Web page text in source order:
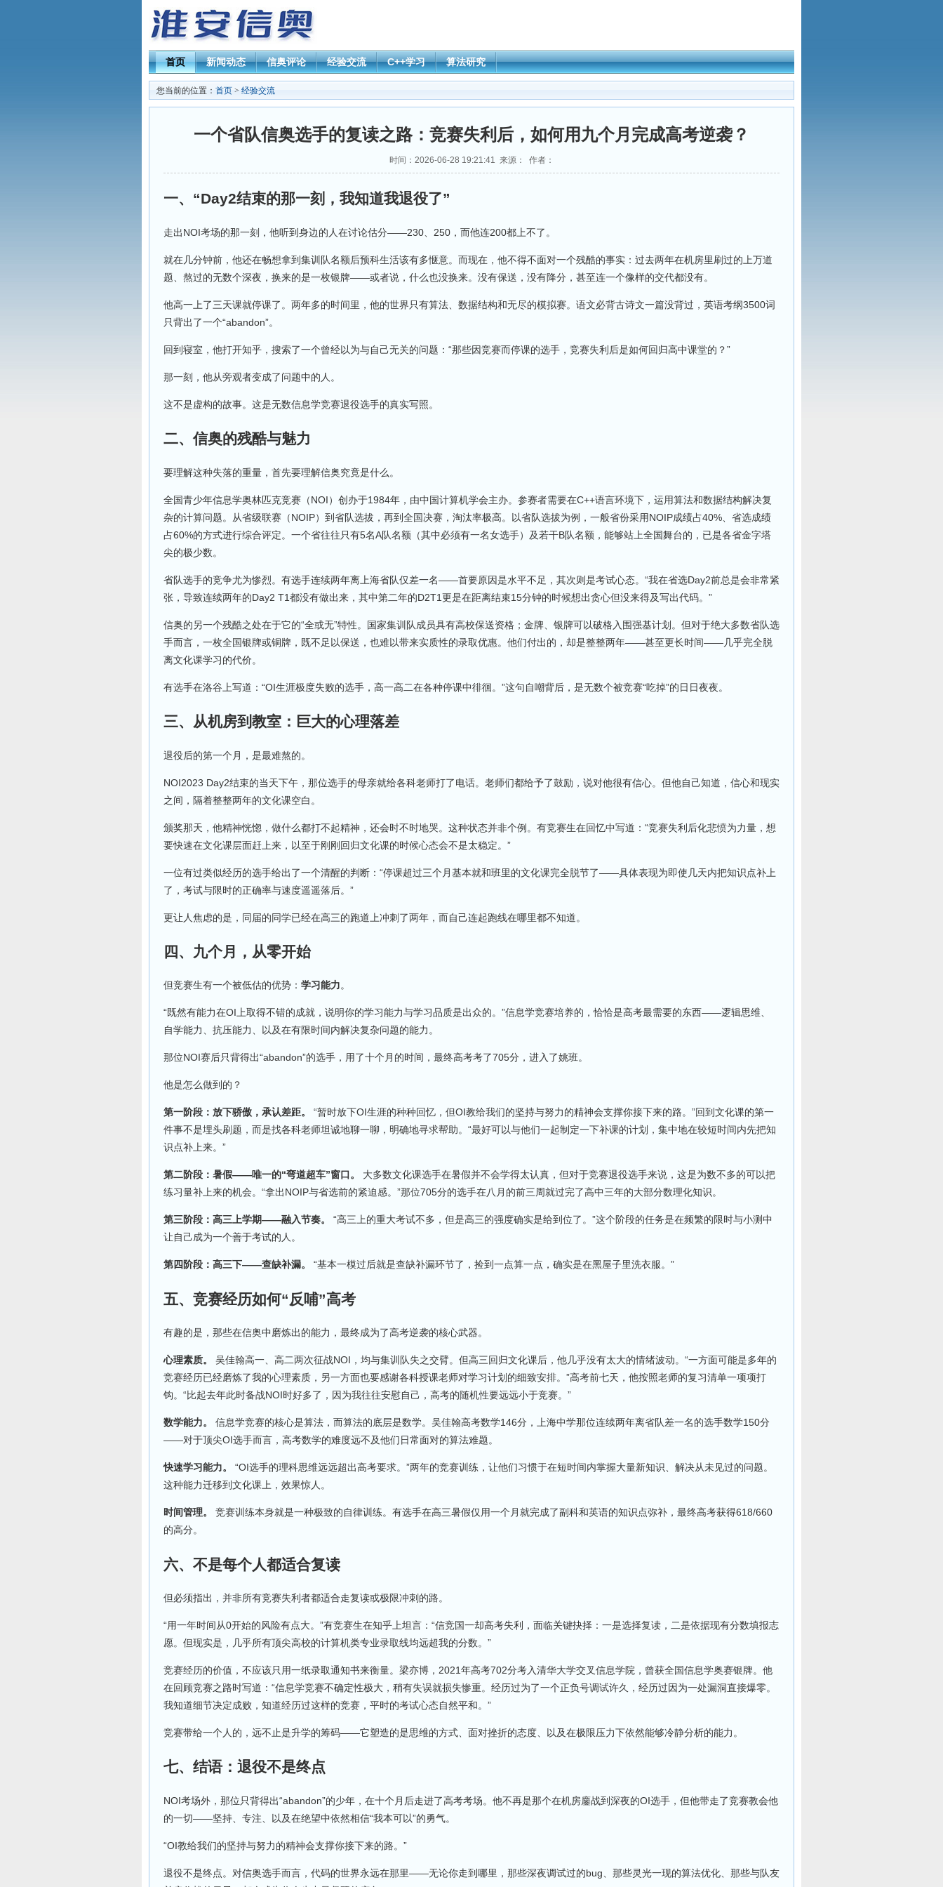
首页 新闻动态 信奥评论 经验交流 C++学习 算法研究
您当前的位置： 首页 > 经验交流
一个省队信奥选手的复读之路：竞赛失利后，如何用九个月完成高考逆袭？
时间：2026-06-28 19:21:41 来源： 作者：
一、“Day2结束的那一刻，我知道我退役了”
走出NOI考场的那一刻，他听到身边的人在讨论估分——230、250，而他连200都上不了。
就在几分钟前，他还在畅想拿到集训队名额后预科生活该有多惬意。而现在，他不得不面对一个残酷的事实：过去两年在机房里刷过的上万道
题、熬过的无数个深夜，换来的是一枚银牌——或者说，什么也没换来。没有保送，没有降分，甚至连一个像样的交代都没有。
他高一上了三天课就停课了。两年多的时间里，他的世界只有算法、数据结构和无尽的模拟赛。语文必背古诗文一篇没背过，英语考纲3500词
只背出了一个“abandon”。
回到寝室，他打开知乎，搜索了一个曾经以为与自己无关的问题：“那些因竞赛而停课的选手，竞赛失利后是如何回归高中课堂的？”
那一刻，他从旁观者变成了问题中的人。
这不是虚构的故事。这是无数信息学竞赛退役选手的真实写照。
二、信奥的残酷与魅力
要理解这种失落的重量，首先要理解信奥究竟是什么。
全国青少年信息学奥林匹克竞赛（NOI）创办于1984年，由中国计算机学会主办。参赛者需要在C++语言环境下，运用算法和数据结构解决复
杂的计算问题。从省级联赛（NOIP）到省队选拔，再到全国决赛，淘汰率极高。以省队选拔为例，一般省份采用NOIP成绩占40%、省选成绩
占60%的方式进行综合评定。一个省往往只有5名A队名额（其中必须有一名女选手）及若干B队名额，能够站上全国舞台的，已是各省金字塔
尖的极少数。
省队选手的竞争尤为惨烈。有选手连续两年离上海省队仅差一名——首要原因是水平不足，其次则是考试心态。“我在省选Day2前总是会非常紧
张，导致连续两年的Day2 T1都没有做出来，其中第二年的D2T1更是在距离结束15分钟的时候想出贪心但没来得及写出代码。”
信奥的另一个残酷之处在于它的“全或无”特性。国家集训队成员具有高校保送资格；金牌、银牌可以破格入围强基计划。但对于绝大多数省队选
手而言，一枚全国银牌或铜牌，既不足以保送，也难以带来实质性的录取优惠。他们付出的，却是整整两年——甚至更长时间——几乎完全脱
离文化课学习的代价。
有选手在洛谷上写道：“OI生涯极度失败的选手，高一高二在各种停课中徘徊。”这句自嘲背后，是无数个被竞赛“吃掉”的日日夜夜。
三、从机房到教室：巨大的心理落差
退役后的第一个月，是最难熬的。
NOI2023 Day2结束的当天下午，那位选手的母亲就给各科老师打了电话。老师们都给予了鼓励，说对他很有信心。但他自己知道，信心和现实
之间，隔着整整两年的文化课空白。
颁奖那天，他精神恍惚，做什么都打不起精神，还会时不时地哭。这种状态并非个例。有竞赛生在回忆中写道：“竞赛失利后化悲愤为力量，想
要快速在文化课层面赶上来，以至于刚刚回归文化课的时候心态会不是太稳定。”
一位有过类似经历的选手给出了一个清醒的判断：“停课超过三个月基本就和班里的文化课完全脱节了——具体表现为即使几天内把知识点补上
了，考试与限时的正确率与速度遥遥落后。”
更让人焦虑的是，同届的同学已经在高三的跑道上冲刺了两年，而自己连起跑线在哪里都不知道。
四、九个月，从零开始
但竞赛生有一个被低估的优势： 学习能力。
“既然有能力在OI上取得不错的成就，说明你的学习能力与学习品质是出众的。”信息学竞赛培养的，恰恰是高考最需要的东西——逻辑思维、
自学能力、抗压能力、以及在有限时间内解决复杂问题的能力。
那位NOI赛后只背得出“abandon”的选手，用了十个月的时间，最终高考考了705分，进入了姚班。
他是怎么做到的？
第一阶段：放下骄傲，承认差距。
“暂时放下OI生涯的种种回忆，但OI教给我们的坚持与努力的精神会支撑你接下来的路。”回到文化课的第一
件事不是埋头刷题，而是找各科老师坦诚地聊一聊，明确地寻求帮助。“最好可以与他们一起制定一下补课的计划，集中地在较短时间内先把知
识点补上来。”
第二阶段：暑假——唯一的“弯道超车”窗口。
大多数文化课选手在暑假并不会学得太认真，但对于竞赛退役选手来说，这是为数不多的可以把
练习量补上来的机会。“拿出NOIP与省选前的紧迫感。”那位705分的选手在八月的前三周就过完了高中三年的大部分数理化知识。
第三阶段：高三上学期——融入节奏。
“高三上的重大考试不多，但是高三的强度确实是给到位了。”这个阶段的任务是在频繁的限时与小测中
让自己成为一个善于考试的人。
第四阶段：高三下——查缺补漏。 “基本一模过后就是查缺补漏环节了，捡到一点算一点，确实是在黑屋子里洗衣服。”
五、竞赛经历如何“反哺”高考
有趣的是，那些在信奥中磨炼出的能力，最终成为了高考逆袭的核心武器。
心理素质。
吴佳翰高一、高二两次征战NOI，均与集训队失之交臂。但高三回归文化课后，他几乎没有太大的情绪波动。“一方面可能是多年的
竞赛经历已经磨炼了我的心理素质，另一方面也要感谢各科授课老师对学习计划的细致安排。”高考前七天，他按照老师的复习清单一项项打
钩。“比起去年此时备战NOI时好多了，因为我往往安慰自己，高考的随机性要远远小于竞赛。”
数学能力。
信息学竞赛的核心是算法，而算法的底层是数学。吴佳翰高考数学146分，上海中学那位连续两年离省队差一名的选手数学150分
——对于顶尖OI选手而言，高考数学的难度远不及他们日常面对的算法难题。
快速学习能力。
“OI选手的理科思维远远超出高考要求。”两年的竞赛训练，让他们习惯于在短时间内掌握大量新知识、解决从未见过的问题。
这种能力迁移到文化课上，效果惊人。
时间管理。
竞赛训练本身就是一种极致的自律训练。有选手在高三暑假仅用一个月就完成了副科和英语的知识点弥补，最终高考获得618/660
的高分。
六、不是每个人都适合复读
但必须指出，并非所有竞赛失利者都适合走复读或极限冲刺的路。
“用一年时间从0开始的风险有点大。”有竞赛生在知乎上坦言：“信竞国一却高考失利，面临关键抉择：一是选择复读，二是依据现有分数填报志
愿。但现实是，几乎所有顶尖高校的计算机类专业录取线均远超我的分数。”
竞赛经历的价值，不应该只用一纸录取通知书来衡量。梁亦博，2021年高考702分考入清华大学交叉信息学院，曾获全国信息学奥赛银牌。他
在回顾竞赛之路时写道：“信息学竞赛不确定性极大，稍有失误就损失惨重。经历过为了一个正负号调试许久，经历过因为一处漏洞直接爆零。
我知道细节决定成败，知道经历过这样的竞赛，平时的考试心态自然平和。”
竞赛带给一个人的，远不止是升学的筹码——它塑造的是思维的方式、面对挫折的态度、以及在极限压力下依然能够冷静分析的能力。
七、结语：退役不是终点
NOI考场外，那位只背得出“abandon”的少年，在十个月后走进了高考考场。他不再是那个在机房鏖战到深夜的OI选手，但他带走了竞赛教会他
的一切——坚持、专注、以及在绝望中依然相信“我本可以”的勇气。
“OI教给我们的坚持与努力的精神会支撑你接下来的路。”
退役不是终点。对信奥选手而言，代码的世界永远在那里——无论你走到哪里，那些深夜调试过的bug、那些灵光一现的算法优化、那些与队友